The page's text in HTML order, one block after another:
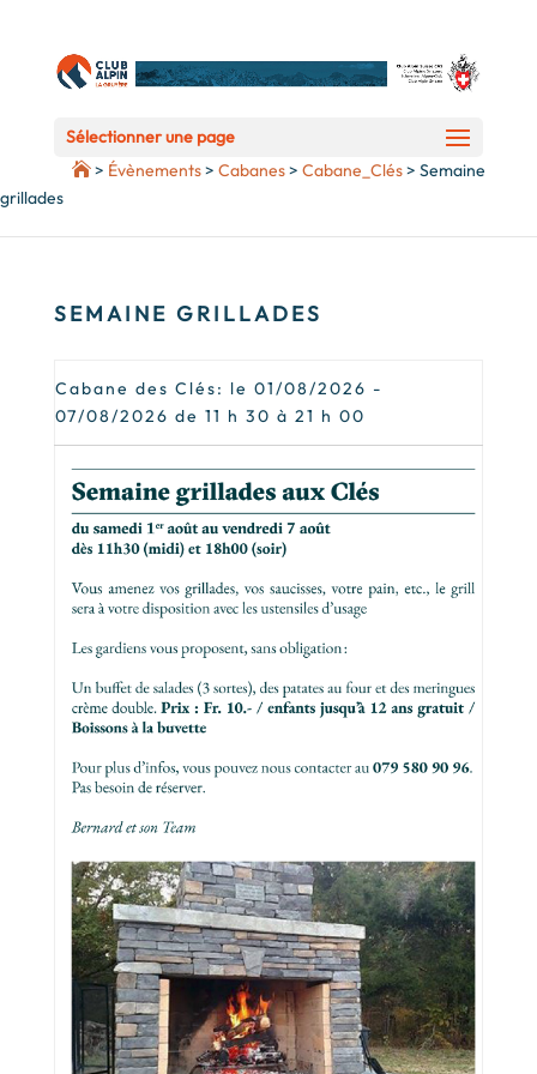
Sélectionner une page
> Évènements> Cabanes> Cabane_Clés> Semaine
grillades
SEMAINE GRILLADES
Cabane des Clés: le 01/08/2026 -
07/08/2026 de 11 h 30 à 21 h 00